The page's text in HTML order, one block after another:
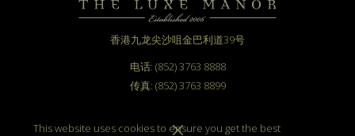
This website uses cookies to ensure you get the best
香港九龙尖沙咀金巴利道39号
电话: (852) 3763 8888
传真: (852) 3763 8899